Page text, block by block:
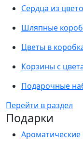
Сердца из
Шляпные
Цветы в
Корзины с
Подарочные
Перейти в раздел
Подарки
Ароматические